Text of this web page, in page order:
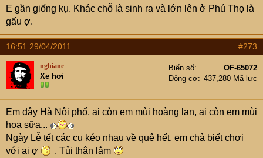
E gần giống kụ. Khác chỗ là sinh ra và lớn lên ở Phú Thọ là
gấu ợ.
16:51 29/04/2011 #273
nghianc
Xe hơi
Biển số
OF-65072
Động cơ
437,280 Mã lực
Em đây Hà Nội phố, ai còn em mùi hoàng lan, ai còn em mùi
hoa sữa...
Ngày Lễ tết các cụ kéo nhau về quê hết, em chả biết chơi
với ai ợ
. Tủi thân lắm